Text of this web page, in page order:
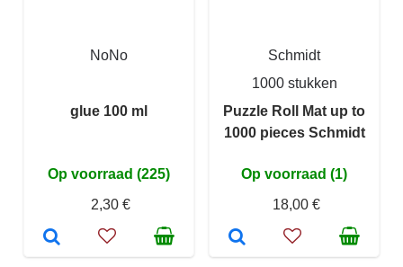
NoNo
glue 100 ml
Op voorraad (225)
2,30 €
Schmidt
1000 stukken
Puzzle Roll Mat up to
1000 pieces Schmidt
Op voorraad (1)
18,00 €